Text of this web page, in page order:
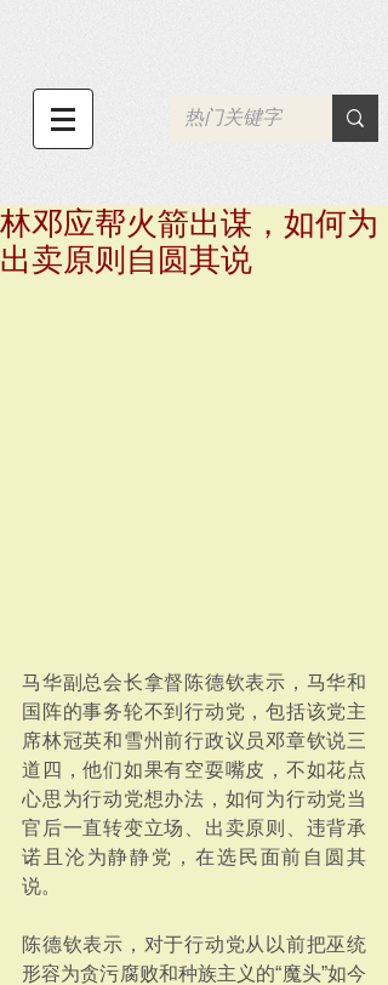
林邓应帮火箭出谋，如何为
出卖原则自圆其说
马华副总会长拿督陈德钦表示，马华和
国阵的事务轮不到行动党，包括该党主
席林冠英和雪州前行政议员邓章钦说三
道四，他们如果有空耍嘴皮，不如花点
心思为行动党想办法，如何为行动党当
官后一直转变立场、出卖原则、违背承
诺且沦为静静党，在选民面前自圆其
说。
陈德钦表示，对于行动党从以前把巫统
形容为贪污腐败和种族主义的“魔头”如今